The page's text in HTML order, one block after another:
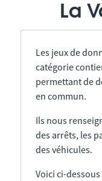
La
Les jeux de
catégorie
permettant de
en commun.
Ils nous
des arrêts, les
des véhicules.
Voici ci-